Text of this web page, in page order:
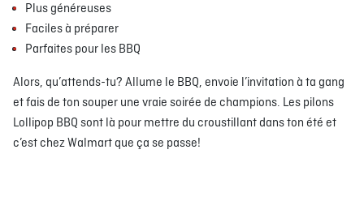
Plus généreuses
Faciles à préparer
Parfaites pour les BBQ
Alors, qu’attends-tu? Allume le BBQ, envoie l’invitation à ta gang
et fais de ton souper une vraie soirée de champions. Les pilons
Lollipop BBQ sont là pour mettre du croustillant dans ton été et
c’est chez Walmart que ça se passe!